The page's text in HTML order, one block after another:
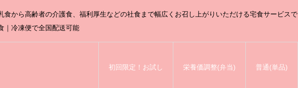
食から高齢者の介護食、福利厚生などの社食まで幅広くお召し上がりいただける宅食サービスで
｜冷凍便で全国配送可能
初回限定！お試し 栄養価調整(弁当) 普通(単品)